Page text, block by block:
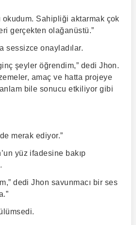
okudum. Sahipliği aktarmak çok
gerçekten olağanüstü.”
sessizce onayladılar.
şeyler öğrendim,” dedi Jhon.
amaç ve hatta projeye
bile sonucu etkiliyor gibi
merak ediyor.”
yüz ifadesine bakıp
dedi Jhon savunmacı bir ses